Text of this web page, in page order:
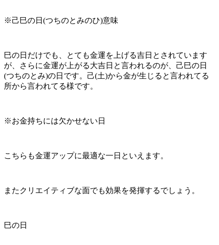
※己巳の日(つちのとみのひ)意味
巳の日だけでも、とても金運を上げる吉日とされています
が、さらに金運が上がる大吉日と言われるのが、己巳の日
(つちのとみ)の日です。己(土)から金が生じると言われてる
所から言われてる様です。
※お金持ちには欠かせない日
こちらも金運アップに最適な一日といえます。
またクリエイティブな面でも効果を発揮するでしょう。
巳の日